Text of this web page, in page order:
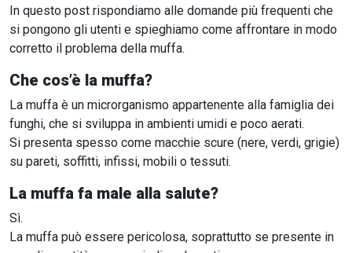
In questo post rispondiamo alle domande più frequenti che
si pongono gli utenti e spieghiamo come affrontare in modo
corretto il problema della muffa.
Che cos’è la muffa?
La muffa è un microrganismo appartenente alla famiglia dei
funghi, che si sviluppa in ambienti umidi e poco aerati.
Si presenta spesso come macchie scure (nere, verdi, grigie)
su pareti, soffitti, infissi, mobili o tessuti.
La muffa fa male alla salute?
Sì.
La muffa può essere pericolosa, soprattutto se presente in